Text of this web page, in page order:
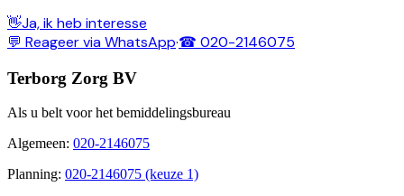
👋Ja, ik heb interesse
💬 Reageer via WhatsApp·☎ 020-2146075
Terborg Zorg BV
Als u belt voor het bemiddelingsbureau
Algemeen: 020-2146075
Planning: 020-2146075 (keuze 1)